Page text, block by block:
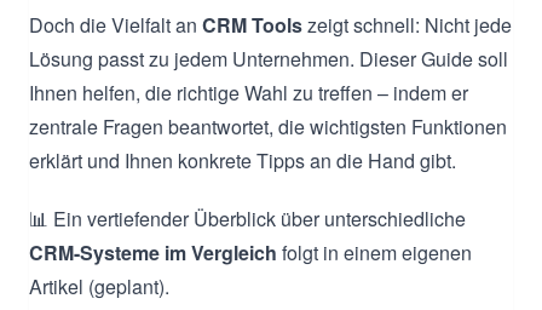
Doch die Vielfalt an CRM Toolszeigt schnell: Nicht jede
Lösung passt zu jedem Unternehmen. Dieser Guide soll
Ihnen helfen, die richtige Wahl zu treffen – indem er
zentrale Fragen beantwortet, die wichtigsten Funktionen
erklärt und Ihnen konkrete Tipps an die Hand gibt.
📊 Ein vertiefender Überblick über unterschiedliche
CRM-Systeme im Vergleich folgt in einem eigenen
Artikel (geplant).